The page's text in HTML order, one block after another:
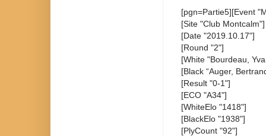
[pgn=Partie5][Event
[Site "Club Montcalm"]
[Date "2019.10.17"]
[Round "2"]
[White "Bourdeau,
[Black “Auger,
[Result "0-1"]
[ECO "A34"]
[WhiteElo "1418"]
[BlackElo "1938"]
[PlyCount "92"]